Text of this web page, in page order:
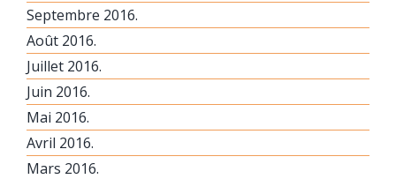
Septembre 2016.
Août 2016.
Juillet 2016.
Juin 2016.
Mai 2016.
Avril 2016.
Mars 2016.